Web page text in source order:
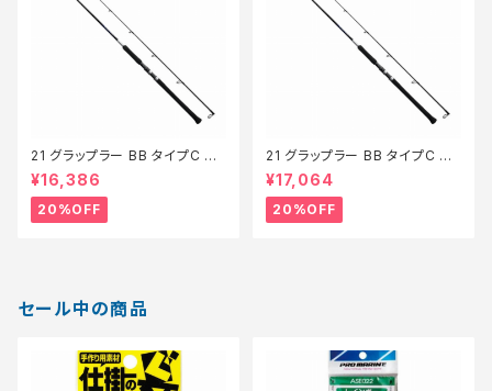
21 グラップラー BB タイプC S7
10ML【特価ロッド】【20】
¥16,386
20%OFF
21 グラップラー BB タイプC S8
0M【特価ロッド】【20】
¥17,064
20%OFF
セール中の商品